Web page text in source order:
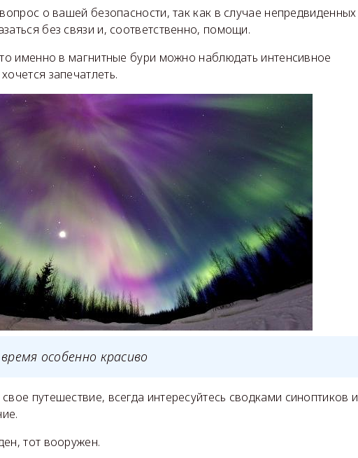
вопрос о вашей безопасности, так как в случае непредвиденных
без связи и, соответственно, помощи.
именно в магнитные бури можно наблюдать интенсивное
запечатлеть.
особенно красиво
путешествие, всегда интересуйтесь сводками синоптиков и
тот вооружен.